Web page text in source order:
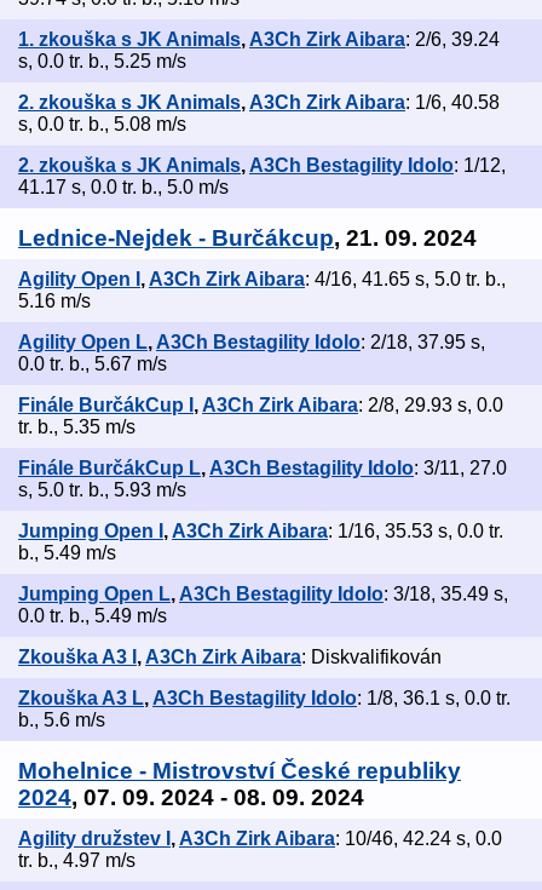
1. zkouška s JK Animals, A3Ch Zirk Aibara: 2/6, 39.24
s, 0.0 tr. b., 5.25 m/s
2. zkouška s JK Animals,A3Ch Zirk Aibara: 1/6, 40.58
s, 0.0 tr. b., 5.08 m/s
2. zkouška s JK Animals, A3Ch Bestagility Idolo: 1/12,
41.17 s, 0.0 tr. b., 5.0 m/s
Lednice-Nejdek - Burčákcup, 21. 09. 2024
Agility Open I ,A3Ch Zirk Aibara: 4/16, 41.65 s, 5.0 tr. b.,
5.16 m/s
Agility Open L, A3Ch Bestagility Idolo: 2/18, 37.95 s,
0.0 tr. b., 5.67 m/s
Finále BurčákCup I ,A3Ch Zirk Aibara: 2/8, 29.93 s, 0.0
tr. b., 5.35 m/s
Finále BurčákCup L, A3Ch Bestagility Idolo: 3/11, 27.0
s, 5.0 tr. b., 5.93 m/s
Jumping Open I ,A3Ch Zirk Aibara: 1/16, 35.53 s, 0.0 tr.
b., 5.49 m/s
Jumping Open L, A3Ch Bestagility Idolo: 3/18, 35.49 s,
0.0 tr. b., 5.49 m/s
Zkouška A3 I ,A3Ch Zirk Aibara: Diskvalifikován
Zkouška A3 L, A3Ch Bestagility Idolo: 1/8, 36.1 s, 0.0 tr.
b., 5.6 m/s
Mohelnice - Mistrovství České republiky
2024, 07. 09. 2024 - 08. 09. 2024
Agility družstev I ,A3Ch Zirk Aibara: 10/46, 42.24 s, 0.0
tr. b., 4.97 m/s